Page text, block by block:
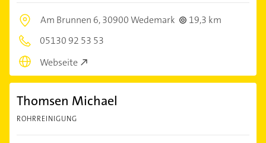
Am Brunnen 6,30900 Wedemark
19,3 km
05130 92 53 53
Webseite
Thomsen Michael
ROHRREINIGUNG